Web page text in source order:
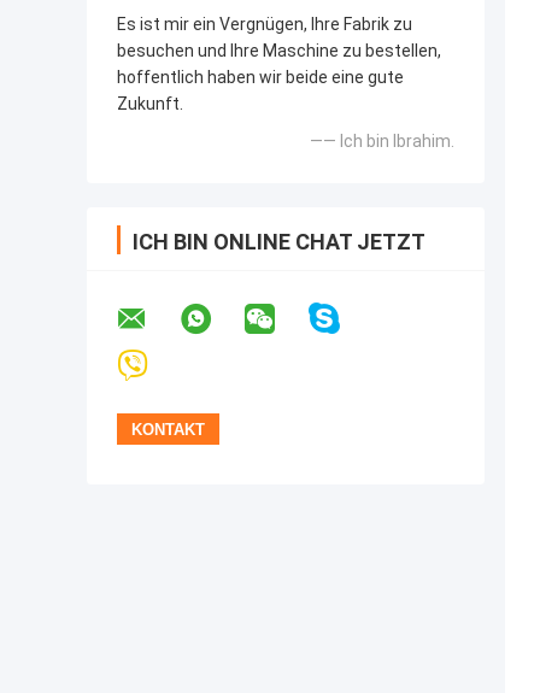
Es ist mir ein Vergnügen, Ihre Fabrik zu
besuchen und Ihre Maschine zu bestellen,
hoffentlich haben wir beide eine gute
Zukunft.
—— Ich bin Ibrahim.
ICH BIN ONLINE CHAT JETZT